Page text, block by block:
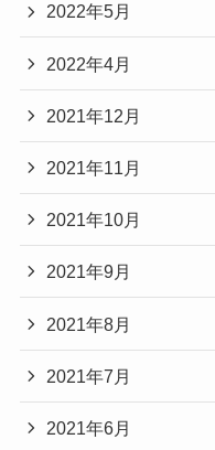
2022年5月
2022年4月
2021年12月
2021年11月
2021年10月
2021年9月
2021年8月
2021年7月
2021年6月